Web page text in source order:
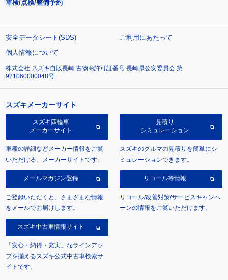
車検/点検/整備予約
安全データシート(SDS)
ご利用にあたって
個人情報について
株式会社 スズキ自販長崎 古物商許可証番号 長崎県公安委員会 第
921060000048号
スズキメーカーサイト
スズキ四輪車
メーカーサイト
車種の詳細などメーカー情報をご覧
いただける、メーカーサイトです。
見積り
シミュレーション
スズキのクルマの見積りを簡単にシ
ミュレーションできます。
メールマガジン登録
ご登録いただくと、さまざまな情報
をメールでお届けします。
リコール等情報
リコール/改善対策/サービスキャンペ
ーンの情報をご覧いただけます。
スズキ中古車情報サイト
「安心・納得・充実」なラインアッ
プを揃えるスズキ公式中古車検索サ
イトです。